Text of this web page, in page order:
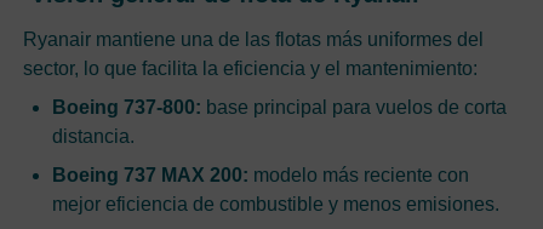
Ryanair mantiene una de las flotas más uniformes del
sector, lo que facilita la eficiencia y el mantenimiento:
Boeing 737-800: base principal para vuelos de corta
distancia.
Boeing 737 MAX 200: modelo más reciente con
mejor eficiencia de combustible y menos emisiones.